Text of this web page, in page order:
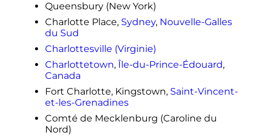
Queensbury (New York)
Charlotte Place, Sydney, Nouvelle-Galles
du Sud
Charlottesville (Virginie)
Charlottetown, Île-du-Prince-Édouard,
Canada
Fort Charlotte, Kingstown, Saint-Vincent-
et-les-Grenadines
Comté de Mecklenburg (Caroline du
Nord)